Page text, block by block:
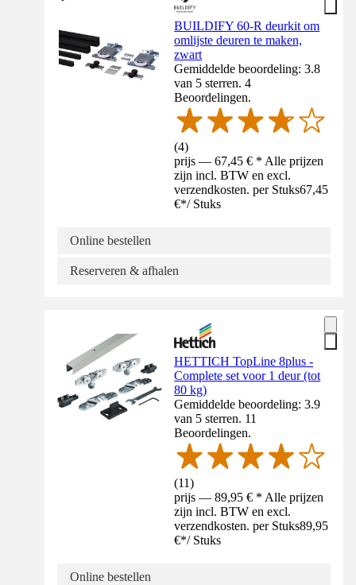
BUILDIFY 60-R deurkit om
omlijste deuren te maken,
zwart
Gemiddelde beoordeling: 3.8
van 5 sterren. 4
Beoordelingen.
(4)
prijs — 67,45 € * Alle prijzen
zijn incl. BTW en excl.
verzendkosten. per Stuks67,45
€*/ Stuks
Online bestellen
Reserveren & afhalen
HETTICH TopLine 8plus -
Complete set voor 1 deur (tot
80 kg)
Gemiddelde beoordeling: 3.9
van 5 sterren. 11
Beoordelingen.
(11)
prijs — 89,95 € * Alle prijzen
zijn incl. BTW en excl.
verzendkosten. per Stuks89,95
€*/ Stuks
Online bestellen